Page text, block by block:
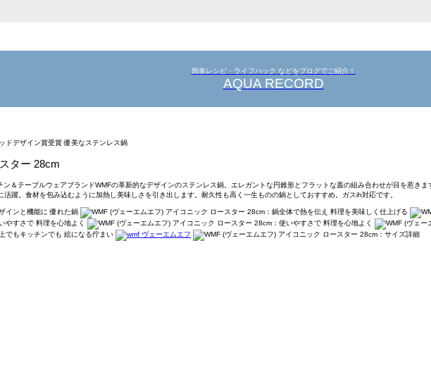
簡単レシピ・ライフハック などをブログでご紹介！
AQUA RECORD
ター 28cm
＆テーブルウェアブランドWMFの革新的なデザインのステンレス鍋。エレガントな円錐形とフラットな蓋の組み合わせが目を惹きま
躍。食材を包み込むように加熱し美味しさを引き出します。耐久性も高く一生ものの鍋としておすすめ。ガスih対応です。